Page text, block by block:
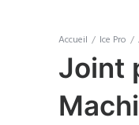
Accueil / Ice Pro /
Joint